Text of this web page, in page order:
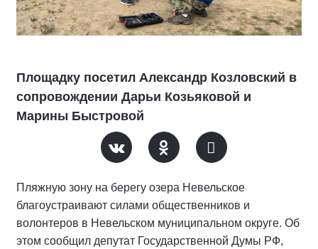
Площадку посетил Александр Козловский в
сопровождении Дарьи Козьяковой и
Марины Быстровой
Пляжную зону на берегу озера Невельское
благоустраивают силами общественников и
волонтеров в Невельском муниципальном округе. Об
этом сообщил депутат Государственной Думы РФ,